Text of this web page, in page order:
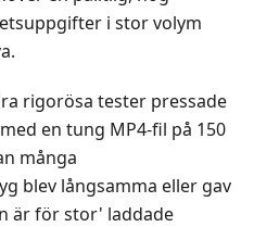
i stor volym
rigorösa tester pressade
en tung MP4‑fil på 150
många
blev långsamma eller gav
är för stor' laddade